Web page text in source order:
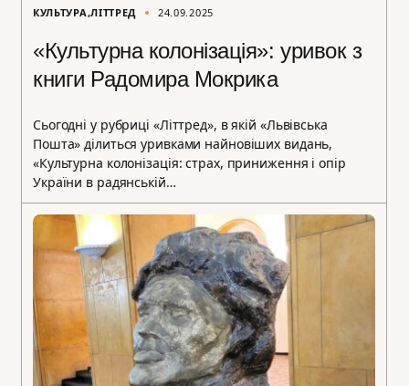
КУЛЬТУРА ЛІТТРЕД 24.09.2025
«Культурна колонізація»: уривок з
книги Радомира Мокрика
Сьогодні у рубриці «Літтред», в якій «Львівська
Пошта» ділиться уривками найновіших видань,
«Культурна колонізація: страх, приниження і опір
України в радянській…